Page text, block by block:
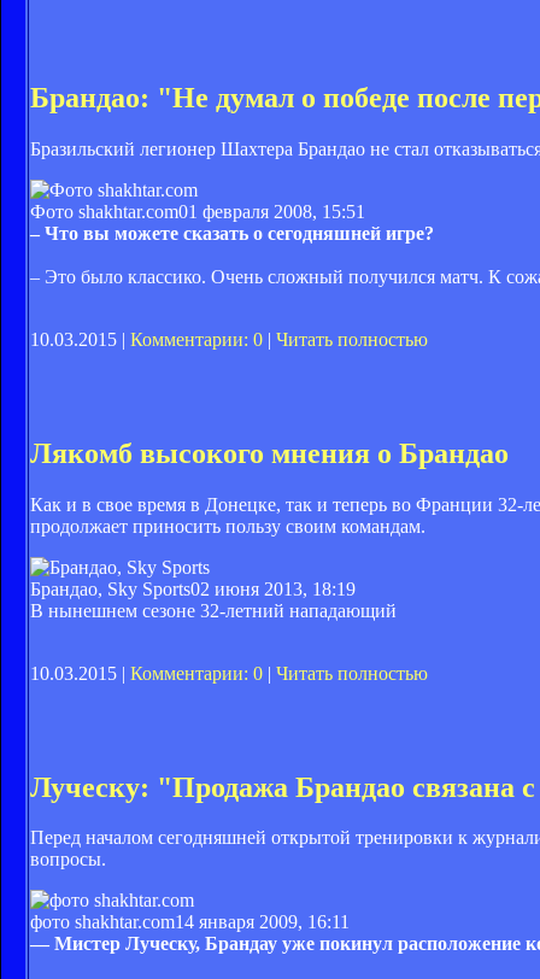
Брандао: "Не думал о победе после
Бразильский легионер Шахтера Брандао не стал
Фото shakhtar.com01 февраля 2008, 15:51
– Что вы можете сказать о сегодняшней игре?
– Это было классико. Очень сложный получился матч. К
10.03.2015 | Комментарии: 0 | Читать полностью
Лякомб высокого мнения о Брандао
Как и в свое время в Донецке, так и теперь во Франции 32-
продолжает приносить пользу своим командам.
Брандао, Sky Sports02 июня 2013, 18:19
В нынешнем сезоне 32-летний нападающий
10.03.2015 | Комментарии: 0 | Читать полностью
Луческу: "Продажа Брандао связана
Перед началом сегодняшней открытой тренировки к
вопросы.
фото shakhtar.com14 января 2009, 16:11
— Мистер Луческу, Брандау уже покинул расположение